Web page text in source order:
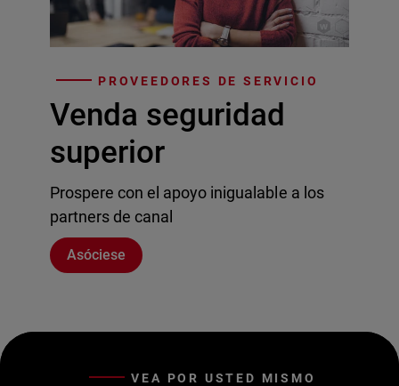
PROVEEDORES DE SERVICIO
Venda seguridad
superior
Prospere con el apoyo inigualable a los
partners de canal
Asóciese
VEA POR USTED MISMO